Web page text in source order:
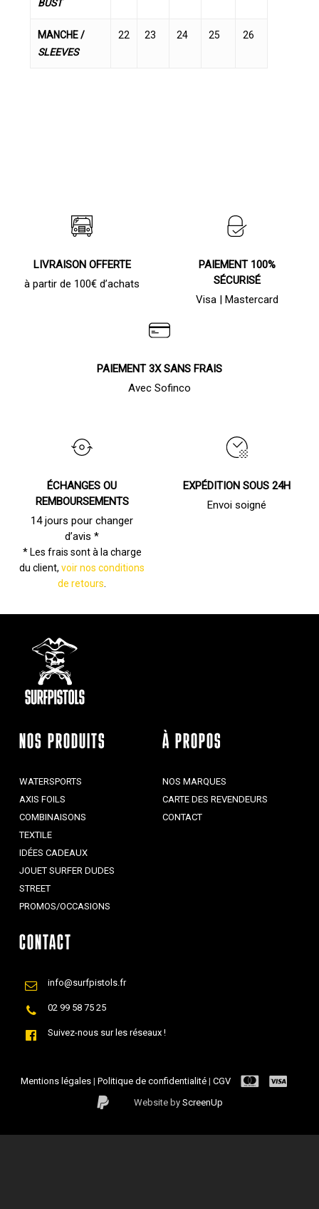
BUST
MANCHE /
SLEEVES
22 23 24 25 26
LIVRAISON OFFERTE
à partir de 100€ d’achats
PAIEMENT 100%
SÉCURISÉ
Visa | Mastercard
PAIEMENT 3X SANS FRAIS
Avec Sofinco
ÉCHANGES OU
REMBOURSEMENTS
14 jours pour changer
d’avis *
* Les frais sont à la charge
du client,voir nos conditions
de retours
EXPÉDITION SOUS 24H
Envoi soigné
NOS PRODUITS
WATERSPORTS
AXIS FOILS
COMBINAISONS
TEXTILE
IDÉES CADEAUX
JOUET SURFER DUDES
STREET
PROMOS/OCCASIONS
À PROPOS
NOS MARQUES
CARTE DES REVENDEURS
CONTACT
CONTACT
info@surfpistols.fr
02 99 58 75 25
Suivez-nous sur les réseaux !
Mentions légales|Politique de confidentialité|CGV
Website byScreenUp